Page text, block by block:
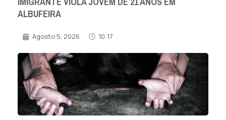
ALBUFEIRA
Agosto 5, 2026 10:17